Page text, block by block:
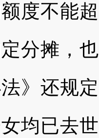
度不能
分摊，
》还规
均已去